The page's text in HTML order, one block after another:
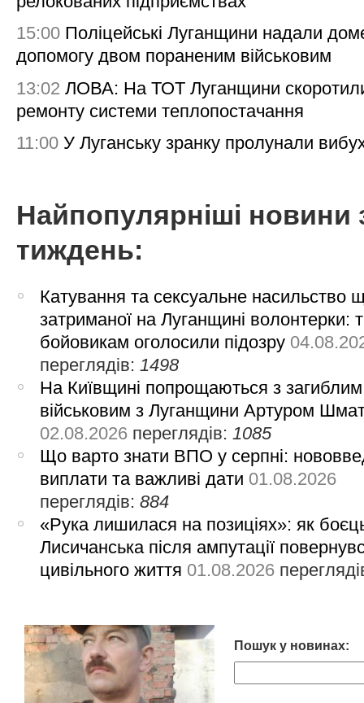
15:00 Поліцейські Луганщини надали
допомогу двом пораненим військовим
13:02 ЛОВА: На ТОТ Луганщини
ремонту системи теплопостачання
11:00 У Луганську зранку пролунали
Найпопулярніші новини
тиждень:
Катування та сексуальне насильство
затриманої на Луганщині волонтерки:
бойовикам оголосили підозру
переглядів:1498
На Київщині попрощаються з загиблим
військовим з Луганщини Артуром
02.08.2026 переглядів:1085
Що варто знати ВПО у серпні:
виплати та важливі дати 01.08.2026
переглядів:884
«Рука лишилася на позиціях»: як
Лисичанська після ампутації
цивільного життя 01.08.2026
Пошук у новинах: